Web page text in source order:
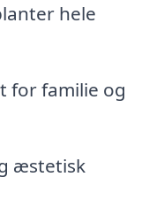
hele
for familie og
æstetisk